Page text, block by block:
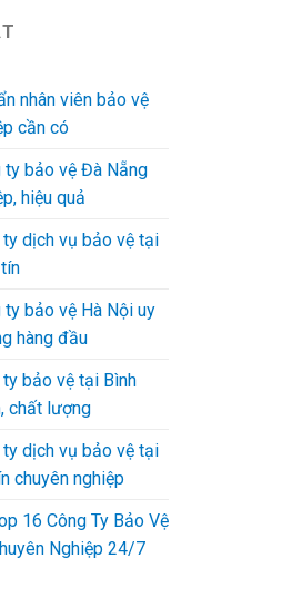
nhân viên bảo vệ
cần có
ty bảo vệ Đà Nẵng
hiệu quả
dịch vụ bảo vệ tại
ty bảo vệ Hà Nội uy
hàng đầu
bảo vệ tại Bình
chất lượng
dịch vụ bảo vệ tại
chuyên nghiệp
16 Công Ty Bảo Vệ
Nghiệp 24/7